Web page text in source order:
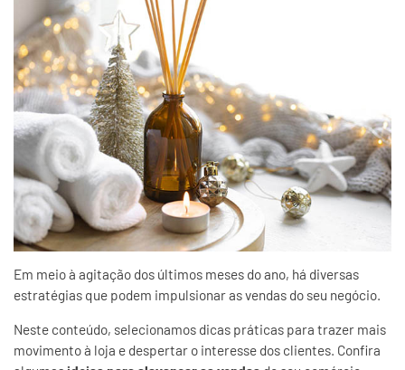
Em meio à agitação dos últimos meses do ano, há diversas
estratégias que podem impulsionar as vendas do seu negócio.
Neste conteúdo, selecionamos dicas práticas para trazer mais
movimento à loja e despertar o interesse dos clientes. Confira